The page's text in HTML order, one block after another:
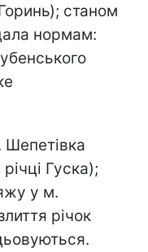
станом
нормам:
Шепетівка
Гуска);
у м.
річок